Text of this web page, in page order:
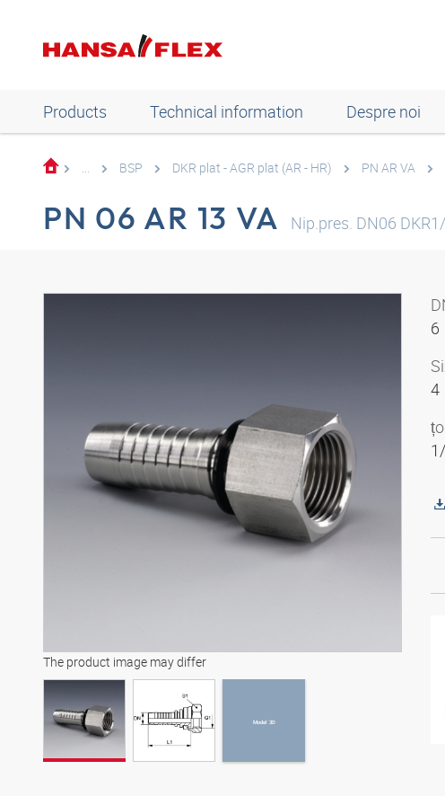
Products Technical information Despre noi
... BSP DKR plat - AGR plat (AR - HR) PN AR VA
PN 06 AR 13 VA Nip.pres. DN06
The product image may differ
Model 3D
Model 3D
6
4